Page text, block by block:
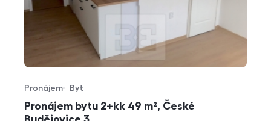
Pronájem bytu 2+kk 49 m², České
Typ nabídky
Pronájem
Typ nemovitosti
Byt